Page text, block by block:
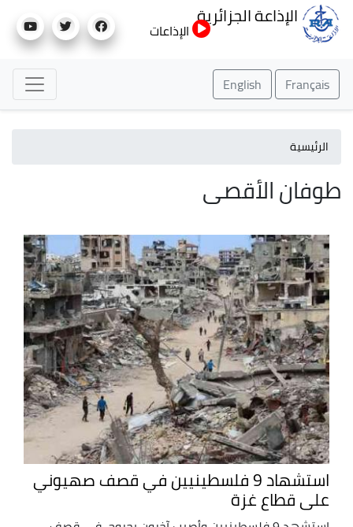
إلى
الإذاعة الجزائرية
الإذاعات
Français
English
الرئيسية
طوفان الأقصى
استشهاد 9 فلسطينيين في قصف صهيوني
على قطاع غزة